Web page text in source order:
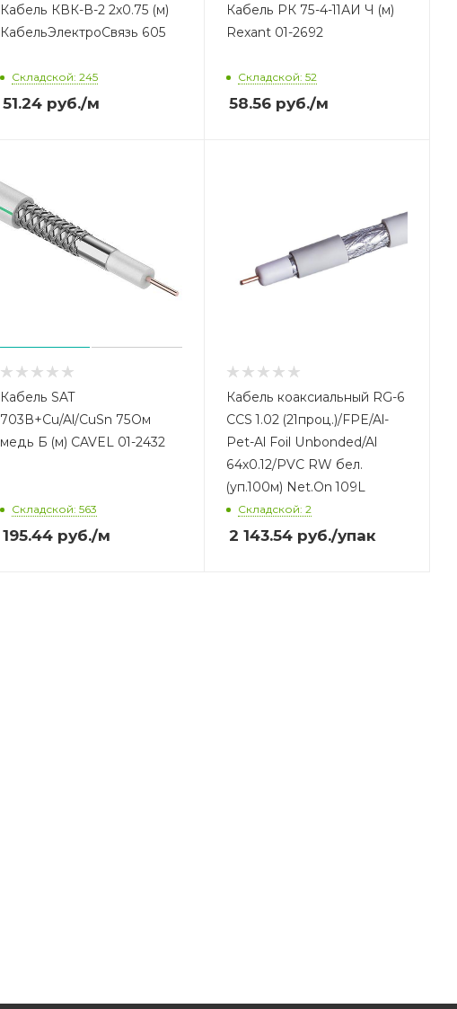
Кабель КВК-В-2 2х0.75 (м)
КабельЭлектроСвязь 605
Складской: 245
51.24 руб./м
Кабель РК 75-4-11АИ Ч (м)
Rexant 01-2692
Складской: 52
58.56руб./м
Кабель SAT
703В+Cu/Al/CuSn 75Ом
медь Б (м) CAVEL 01-2432
Складской: 563
195.44 руб./м
Кабель коаксиальный RG-6
CCS 1.02 (21проц.)/FPE/Al-
Pet-Al Foil Unbonded/Al
64х0.12/PVC RW бел.
(уп.100м) Net.On 109L
Складской: 2
2 143.54руб./упак